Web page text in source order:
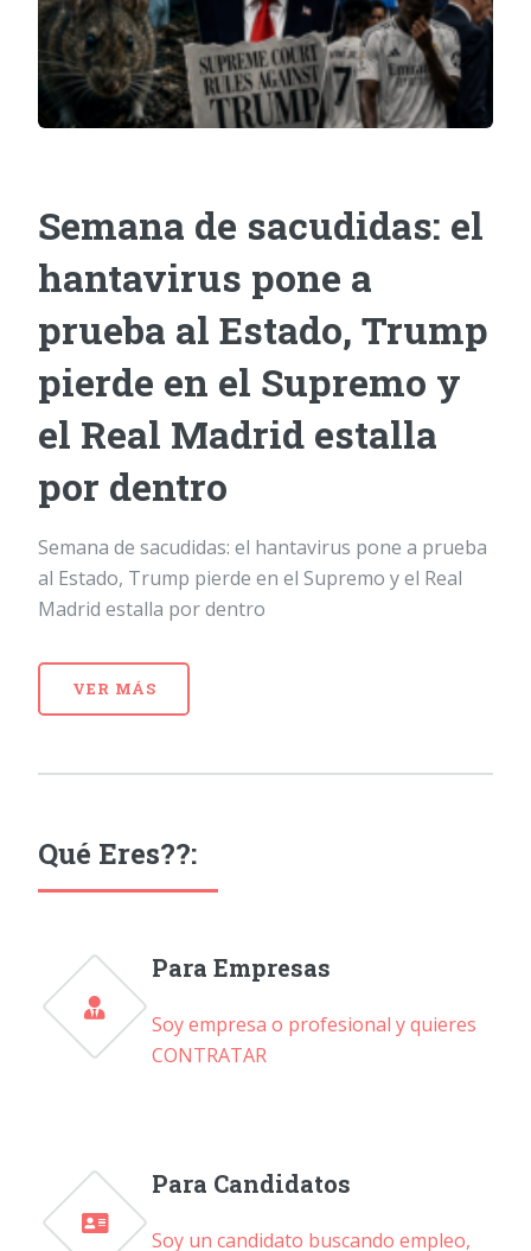
Semana de sacudidas: el
hantavirus pone a
prueba al Estado, Trump
pierde en el Supremo y
el Real Madrid estalla
por dentro
Semana de sacudidas: el hantavirus pone a prueba
al Estado, Trump pierde en el Supremo y el Real
Madrid estalla por dentro
VER MÁS
Qué Eres??:
Para Empresas
Soy empresa o profesional y quieres
CONTRATAR
Para Candidatos
Soy un candidato buscando empleo,